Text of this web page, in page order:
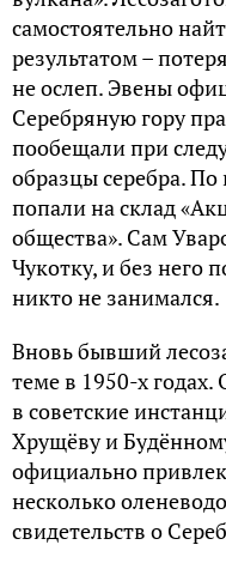
самостоятельно
результатом –
не ослеп. Эвены
Серебряную гору
пообещали при
образцы серебра.
попали на склад
общества». Сам
Чукотку, и без него
никто не занимался.
Вновь бывший
теме в 1950-х
в советские
Хрущёву и
официально
несколько
свидетельств о